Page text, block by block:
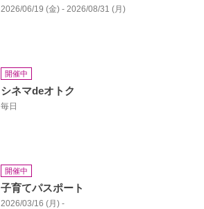
2026/06/19 (金) - 2026/08/31 (月)
開催中
シネマdeオトク
毎日
開催中
子育てパスポート
2026/03/16 (月) -